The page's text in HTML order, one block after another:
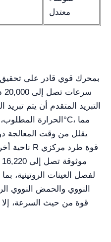
معتدل
التبريد المتقدم أن يتم
يقلل من وقت المعالجة
لفصل العينات
النووي والحمض النووي
قوة من حيث السرعة، إلا